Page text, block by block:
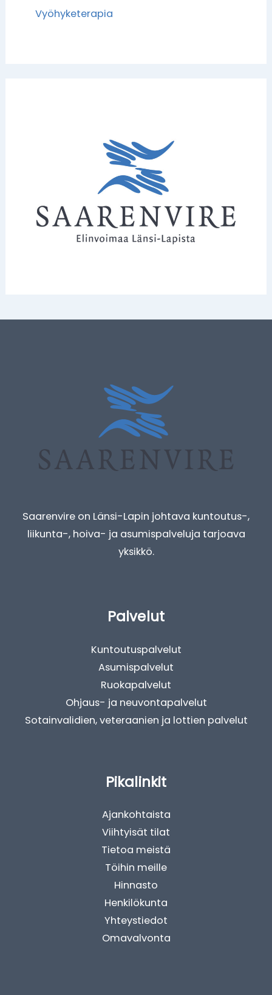
Vyöhyketerapia
Saarenvire on Länsi-Lapin johtava kuntoutus-,
liikunta-, hoiva- ja asumispalveluja tarjoava
yksikkö.
Palvelut
Kuntoutuspalvelut
Asumispalvelut
Ruokapalvelut
Ohjaus- ja neuvontapalvelut
Sotainvalidien, veteraanien ja lottien palvelut
Pikalinkit
Ajankohtaista
Viihtyisät tilat
Tietoa meistä
Töihin meille
Hinnasto
Henkilökunta
Yhteystiedot
Omavalvonta